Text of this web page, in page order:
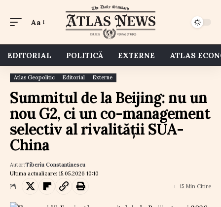
Aa
EDITORIAL POLITICĂ EXTERNE ATLAS
Atlas Geopolitic Editorial Externe
Summitul de la Beijing: nu un
nou G2, ci un co-management
selectiv al rivalității SUA-
China
Ultima actualizare: 15.05.2026 10:10
Autor:Tiberiu Constantinescu
15 Min Citire